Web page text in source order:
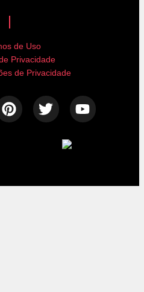
de Uso
Privacidade
de Privacidade